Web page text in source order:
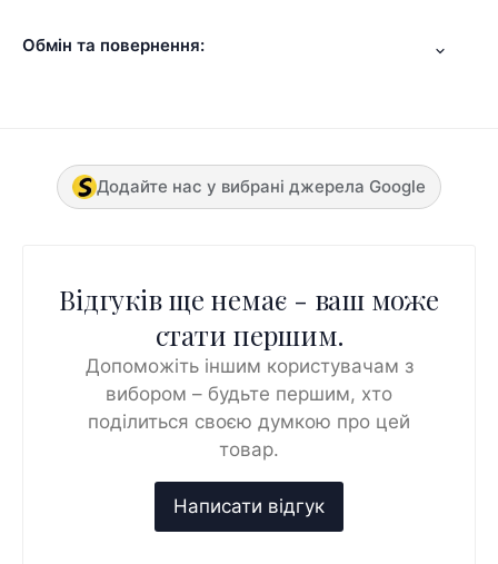
Обмін та повернення:
Додайте нас у вибрані джерела Google
Відгуків ще немає - ваш може
стати першим.
Допоможіть іншим користувачам з
вибором – будьте першим, хто
поділиться своєю думкою про цей
товар.